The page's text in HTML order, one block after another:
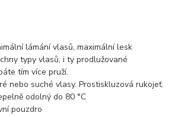
lámání vlasů, maximální lesk
typy vlasů, i ty prodlužované
tím více pruží.
nebo suché vlasy. Prostiskluzová rukojeť.
odolný do 80 °C
pouzdro